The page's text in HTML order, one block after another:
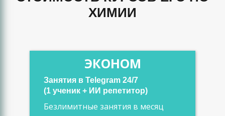
ХИМИИ
ЭКОНОМ
Занятия в Telegram 24/7
(1 ученик + ИИ репетитор)
Безлимитные занятия в месяц